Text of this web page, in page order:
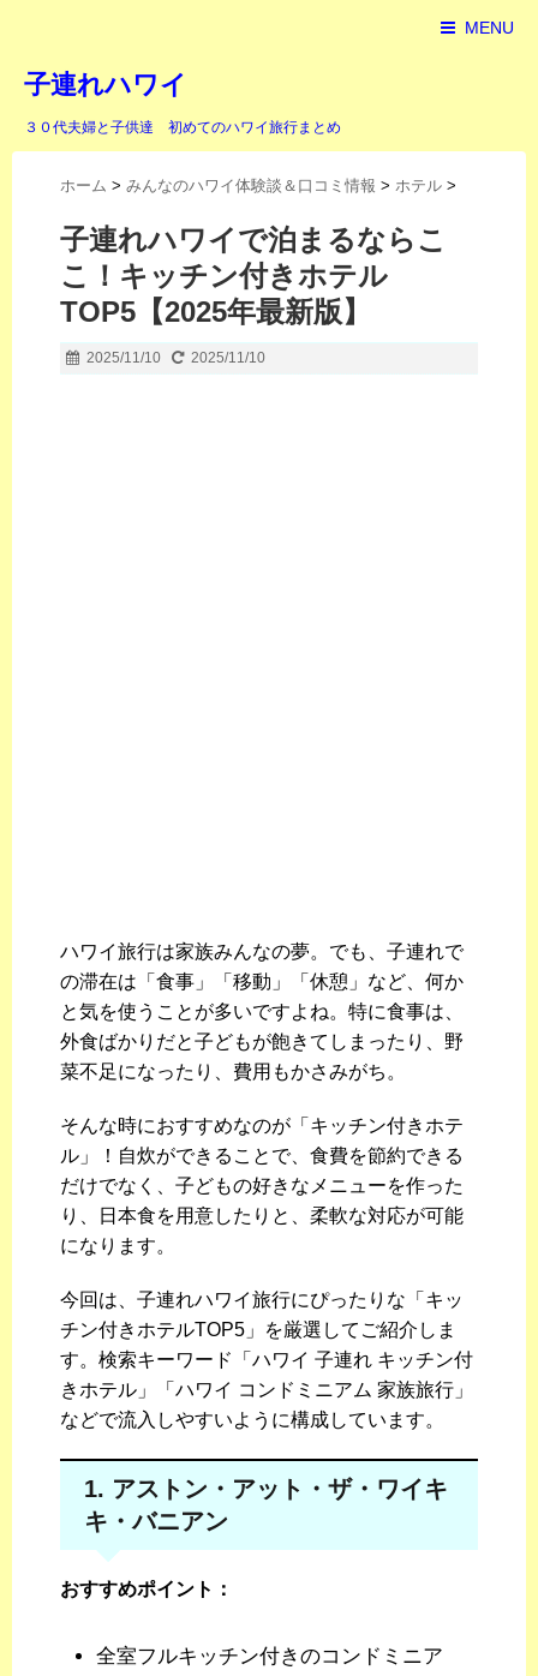
MENU
子連れハワイ
３０代夫婦と子供達 初めてのハワイ旅行まとめ
ホーム > みんなのハワイ体験談＆口コミ情報 > ホテル >
子連れハワイで泊まるならこ
こ！キッチン付きホテル
TOP5【2025年最新版】
2025/11/10 2025/11/10
ハワイ旅行は家族みんなの夢。でも、子連れで
の滞在は「食事」「移動」「休憩」など、何か
と気を使うことが多いですよね。特に食事は、
外食ばかりだと子どもが飽きてしまったり、野
菜不足になったり、費用もかさみがち。
そんな時におすすめなのが「キッチン付きホテ
ル」！自炊ができることで、食費を節約できる
だけでなく、子どもの好きなメニューを作った
り、日本食を用意したりと、柔軟な対応が可能
になります。
今回は、子連れハワイ旅行にぴったりな「キッ
チン付きホテルTOP5」を厳選してご紹介しま
す。検索キーワード「ハワイ 子連れ キッチン付
きホテル」「ハワイ コンドミニアム 家族旅行」
などで流入しやすいように構成しています。
1. アストン・アット・ザ・ワイキ
キ・バニアン
おすすめポイント：
全室フルキッチン付きのコンドミニア